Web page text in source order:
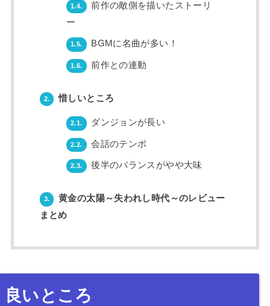
1.4.
前作の敵側を描いたストーリ
ー
1.5. BGMに名曲が多い！
1.6. 前作との連動
2. 惜しいところ
2.1. ダンジョンが長い
2.2. 会話のテンポ
2.3. 後半のバランスがやや大味
3.
黄金の太陽～失われし時代～のレビュー
まとめ
良いところ